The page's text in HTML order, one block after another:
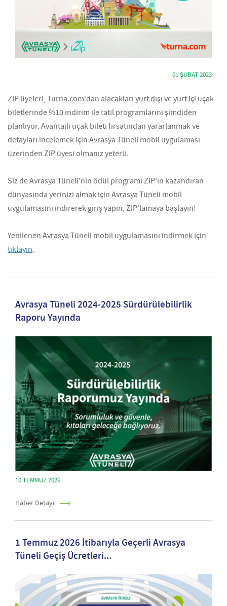
01 ŞUBAT 2023
ZIP üyeleri, Turna.com'dan alacakları yurt dışı ve yurt içi uçak
biletlerinde %10 indirim ile tatil programlarını şimdiden
planlıyor. Avantajlı uçak bileti fırsatından yararlanmak ve
detayları incelemek için Avrasya Tüneli mobil uygulaması
üzerinden ZIP üyesi olmanız yeterli.
Siz de Avrasya Tüneli'nin ödül programı ZIP'ın kazandıran
dünyasında yerinizi almak için Avrasya Tüneli mobil
uygulamasını indirerek giriş yapın, ZIP'lamaya başlayın!
Yenilenen Avrasya Tüneli mobil uygulamasını indirmek için
tıklayın.
Avrasya Tüneli 2024-2025 Sürdürülebilirlik
Raporu Yayında
10 TEMMUZ 2026
Haber Detayı
1 Temmuz 2026 İtibarıyla Geçerli Avrasya
Tüneli Geçiş Ücretleri...